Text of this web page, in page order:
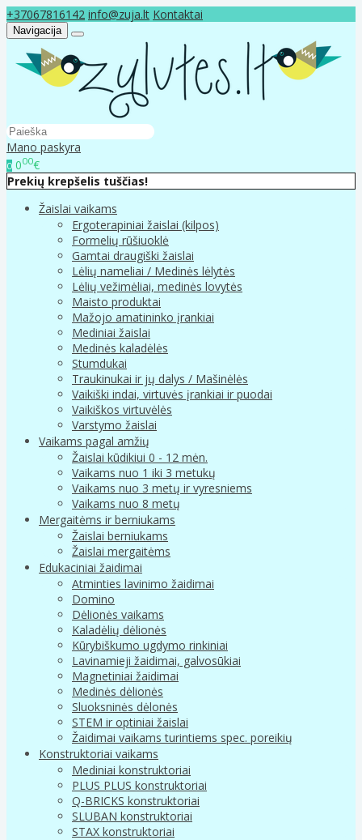
+37067816142 info@zuja.lt Kontaktai
Navigacija
Mano paskyra
0 000€
Prekių krepšelis tuščias!
Žaislai vaikams
Ergoterapiniai žaislai (kilpos)
Formelių rūšiuoklė
Gamtai draugiški žaislai
Lėlių nameliai / Medinės lėlytės
Lėlių vežimėliai, medinės lovytės
Maisto produktai
Mažojo amatininko įrankiai
Mediniai žaislai
Medinės kaladėlės
Stumdukai
Traukinukai ir jų dalys / Mašinėlės
Vaikiški indai, virtuvės įrankiai ir puodai
Vaikiškos virtuvėlės
Varstymo žaislai
Vaikams pagal amžių
Žaislai kūdikiui 0 - 12 mėn.
Vaikams nuo 1 iki 3 metukų
Vaikams nuo 3 metų ir vyresniems
Vaikams nuo 8 metų
Mergaitėms ir berniukams
Žaislai berniukams
Žaislai mergaitėms
Edukaciniai žaidimai
Atminties lavinimo žaidimai
Domino
Dėlionės vaikams
Kaladėlių dėlionės
Kūrybiškumo ugdymo rinkiniai
Lavinamieji žaidimai, galvosūkiai
Magnetiniai žaidimai
Medinės dėlionės
Sluoksninės dėlonės
STEM ir optiniai žaislai
Žaidimai vaikams turintiems spec. poreikių
Konstruktoriai vaikams
Mediniai konstruktoriai
PLUS PLUS konstruktoriai
Q-BRICKS konstruktoriai
SLUBAN konstruktoriai
STAX konstruktoriai